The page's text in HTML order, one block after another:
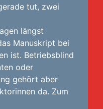
tut, zwei
längst
Manuskript bei
ist. Betriebsblind
oder
gehört aber
da. Zum